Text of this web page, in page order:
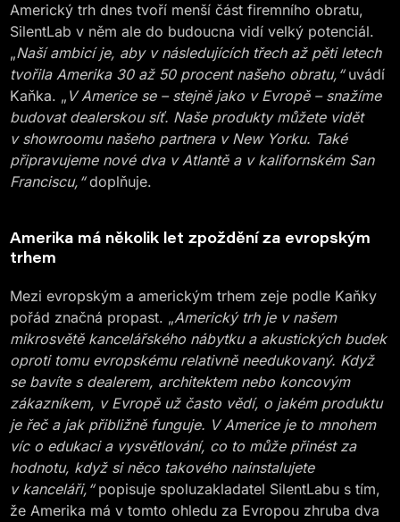
Americký trh dnes tvoří menší část firemního obratu,
SilentLab v něm ale do budoucna vidí velký potenciál.
„Naší ambicí je, aby v následujících třech až pěti letech
tvořila Amerika 30 až 50 procent našeho obratu,“uvádí
Kaňka. „ V Americe se – stejně jako v Evropě – snažíme
budovat dealerskou síť. Naše produkty můžete vidět
v showroomu našeho partnera v New Yorku. Také
připravujeme nové dva v Atlantě a v kalifornském San
Franciscu,“doplňuje.
Amerika má několik let zpoždění za evropským
trhem
Mezi evropským a americkým trhem zeje podle Kaňky
pořád značná propast. „Americký trh je v našem
mikrosvětě kancelářského nábytku a akustických budek
oproti tomu evropskému relativně needukovaný. Když
se bavíte s dealerem, architektem nebo koncovým
zákazníkem, v Evropě už často vědí, o jakém produktu
je řeč a jak přibližně funguje. V Americe je to mnohem
víc o edukaci a vysvětlování, co to může přinést za
hodnotu, když si něco takového nainstalujete
v kanceláři,“popisuje spoluzakladatel SilentLabu s tím,
že Amerika má v tomto ohledu za Evropou zhruba dva